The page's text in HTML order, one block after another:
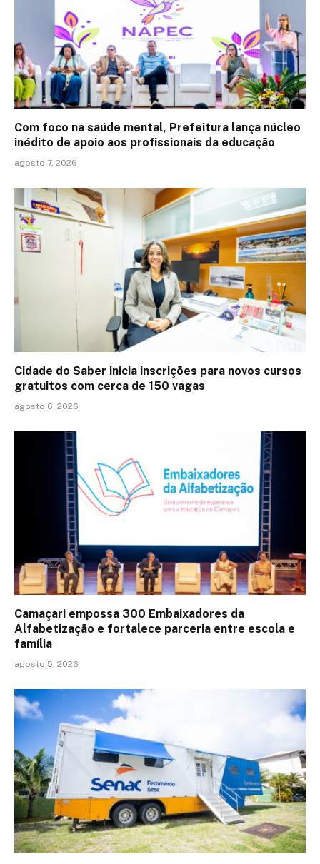
Com foco na saúde mental, Prefeitura lança núcleo
inédito de apoio aos profissionais da educação
agosto 7, 2026
Cidade do Saber inicia inscrições para novos cursos
gratuitos com cerca de 150 vagas
agosto 6, 2026
Camaçari empossa 300 Embaixadores da
Alfabetização e fortalece parceria entre escola e
família
agosto 5, 2026